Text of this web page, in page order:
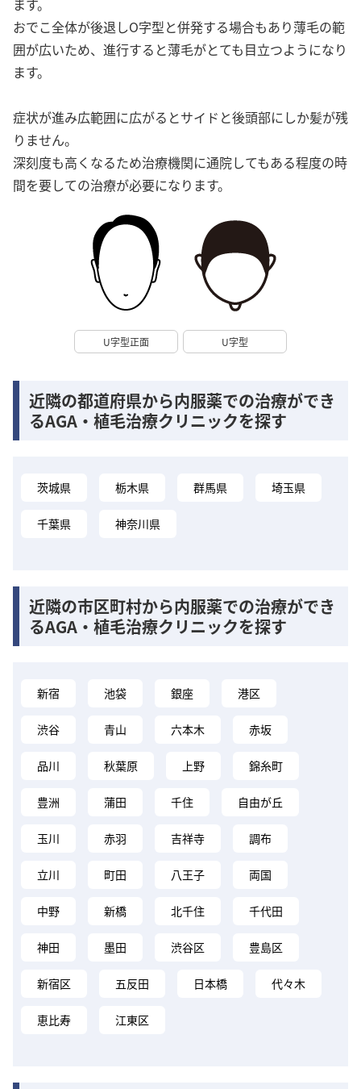
ます。
おでこ全体が後退しO字型と併発する場合もあり薄毛の範
囲が広いため、進行すると薄毛がとても目立つようになり
ます。
症状が進み広範囲に広がるとサイドと後頭部にしか髪が残
りません。
深刻度も高くなるため治療機関に通院してもある程度の時
間を要しての治療が必要になります。
U字型正面 U字型
近隣の都道府県から内服薬での治療ができ
るAGA・植毛治療クリニックを探す
茨城県 栃木県 群馬県 埼玉県
千葉県 神奈川県
近隣の市区町村から内服薬での治療ができ
るAGA・植毛治療クリニックを探す
新宿 池袋 銀座 港区
渋谷 青山 六本木 赤坂
品川 秋葉原 上野 錦糸町
豊洲 蒲田 千住 自由が丘
玉川 赤羽 吉祥寺 調布
立川 町田 八王子 両国
中野 新橋 北千住 千代田
神田 墨田 渋谷区 豊島区
新宿区 五反田 日本橋 代々木
恵比寿 江東区